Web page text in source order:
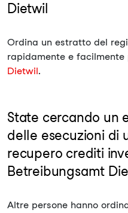
Dietwil
Ordina un estratto del
rapidamente e facilmente
Dietwil.
State cercando un
delle esecuzioni di
recupero crediti
Betreibungsamt
Altre persone hanno